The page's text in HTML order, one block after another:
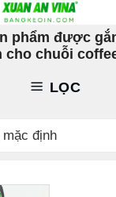
phẩm được
cho chuỗi
LỌC